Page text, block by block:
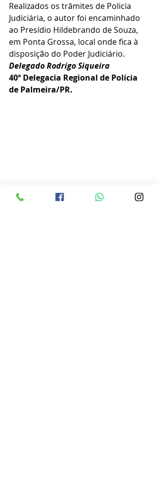
Realizados os trâmites de Policia
Judiciária, o autor foi encaminhado
ao Presídio Hildebrando de Souza,
em Ponta Grossa, local onde fica à
disposição do Poder Judiciário.
Delegado Rodrigo Siqueira
40ª Delegacia Regional de Polícia
de Palmeira/PR.